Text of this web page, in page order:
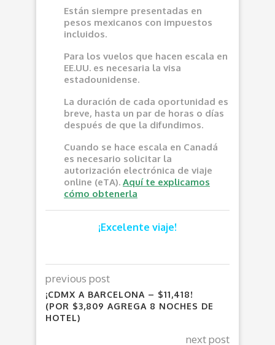
Están siempre presentadas en
pesos mexicanos con impuestos
incluidos.
Para los vuelos que hacen escala en
EE.UU. es necesaria la visa
estadounidense.
La duración de cada oportunidad es
breve, hasta un par de horas o días
después de que la difundimos.
Cuando se hace escala en Canadá
es necesario solicitar la
autorización electrónica de viaje
online (eTA). Aquí te explicamos
cómo obtenerla
¡Excelente viaje!
previous post
¡CDMX A BARCELONA – $11,418!
(POR $3,809 AGREGA 8 NOCHES DE
HOTEL)
next post